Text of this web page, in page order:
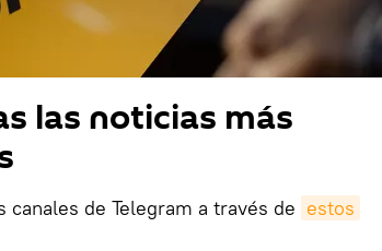
las noticias más
canales de Telegram a través de estos